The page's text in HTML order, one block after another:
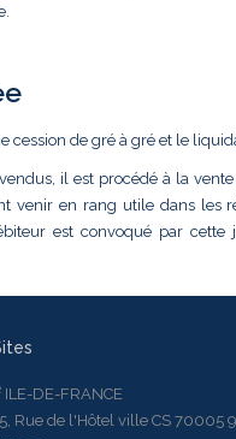
cession de gré à gré et le
il est procédé à la
venir en rang utile dans les
est convoqué par
ILE-DE-FRANCE
de l'Hôtel ville CS 70005